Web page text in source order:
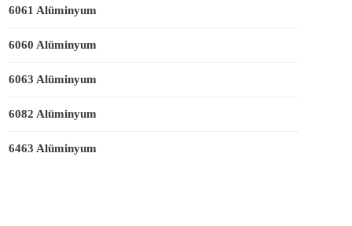
6061 Alüminyum
6060 Alüminyum
6063 Alüminyum
6082 Alüminyum
6463 Alüminyum